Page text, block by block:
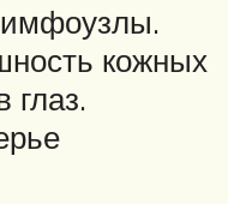
кожных
глаз.